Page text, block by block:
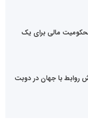
محکومیت مالی برای یک
روابط با جهان در دوبت